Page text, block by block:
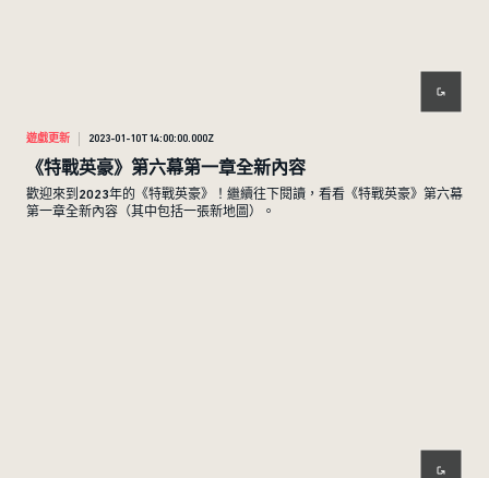
遊戲更新 2023-01-10T14:00:00.000Z
《特戰英豪》第六幕第一章全新內容
歡迎來到2023年的《特戰英豪》！繼續往下閱讀，看看《特戰英豪》第六幕
第一章全新內容（其中包括一張新地圖）。